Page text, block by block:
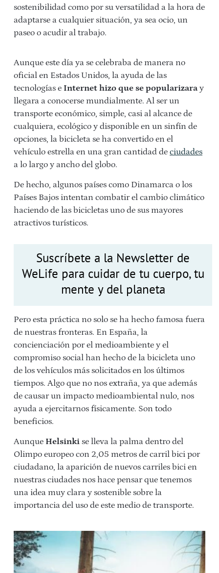
sostenibilidad como por su versatilidad a la hora de
adaptarse a cualquier situación, ya sea ocio, un
paseo o acudir al trabajo.
Aunque este día ya se celebraba de manera no
oficial en Estados Unidos, la ayuda de las
tecnologías e Internet hizo que se popularizara y
llegara a conocerse mundialmente. Al ser un
transporte económico, simple, casi al alcance de
cualquiera, ecológico y disponible en un sinfín de
opciones, la bicicleta se ha convertido en el
vehículo estrella en una gran cantidad de ciudades
a lo largo y ancho del globo.
De hecho, algunos países como Dinamarca o los
Países Bajos intentan combatir el cambio climático
haciendo de las bicicletas uno de sus mayores
atractivos turísticos.
Suscríbete a la Newsletter de
WeLife para cuidar de tu cuerpo, tu
mente y del planeta
Pero esta práctica no solo se ha hecho famosa fuera
de nuestras fronteras. En España, la
concienciación por el medioambiente y el
compromiso social han hecho de la bicicleta uno
de los vehículos más solicitados en los últimos
tiempos. Algo que no nos extraña, ya que además
de causar un impacto medioambiental nulo, nos
ayuda a ejercitarnos físicamente. Son todo
beneficios.
Aunque Helsinki se lleva la palma dentro del
Olimpo europeo con 2,05 metros de carril bici por
ciudadano, la aparición de nuevos carriles bici en
nuestras ciudades nos hace pensar que tenemos
una idea muy clara y sostenible sobre la
importancia del uso de este medio de transporte.